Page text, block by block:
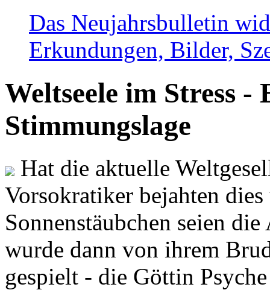
Das Neujahrsbulletin
Erkundungen, Bilder,
Weltseele im Stress -
Stimmungslage
Hat die aktuelle
Vorsokratiker bejahten
Sonnenstäubchen seien
wurde dann von ihrem
gespielt - die Göttin